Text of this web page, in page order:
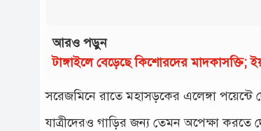
আরও পড়ুন
টাঙ্গাইলে বেড়েছে কিশোরদের মাদকাসক্তি;
স‌রেজ‌মি‌নে রা‌তে মহাসড়‌কের এলেঙ্গা প‌য়ে‌ন্টে
যাত্রীদেরও গাড়ির জন্য তেমন অপেক্ষা কর‌তে